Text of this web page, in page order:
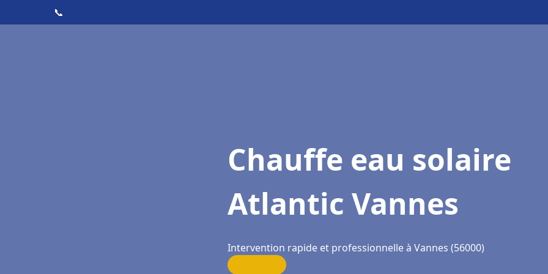
📞
Chauffe eau solaire
Atlantic Vannes
Intervention rapide et professionnelle à Vannes (56000)